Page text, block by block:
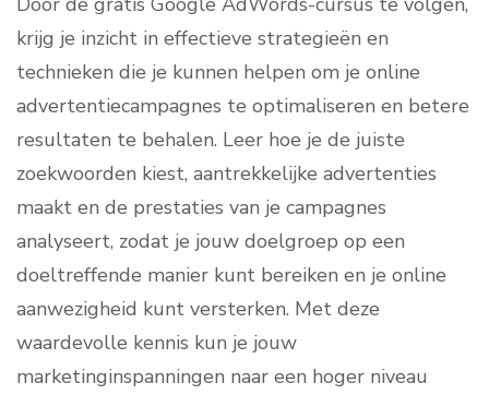
krijg je inzicht in effectieve strategieën en
technieken die je kunnen helpen om je online
advertentiecampagnes te optimaliseren en betere
resultaten te behalen. Leer hoe je de juiste
zoekwoorden kiest, aantrekkelijke advertenties
maakt en de prestaties van je campagnes
analyseert, zodat je jouw doelgroep op een
doeltreffende manier kunt bereiken en je online
aanwezigheid kunt versterken. Met deze
waardevolle kennis kun je jouw
marketinginspanningen naar een hoger niveau